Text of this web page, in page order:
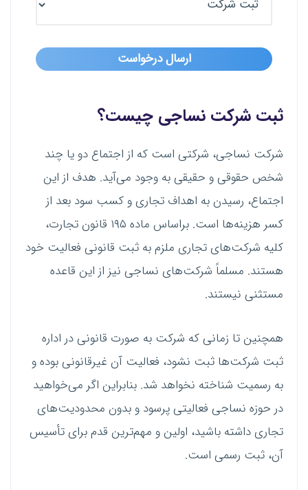
ثبت شرکت نساجی چیست؟
شرکت نساجی، شرکتی است که از اجتماع دو یا چند
شخص حقوقی و حقیقی به وجود می‌آید. هدف از این
اجتماع، رسیدن به اهداف تجاری و کسب سود بعد از
کسر هزینه‌ها است. براساس ماده ۱۹۵ قانون تجارت،
کلیه شرکت‌های تجاری ملزم به ثبت قانونی فعالیت خود
هستند. مسلماً شرکت‌های نساجی نیز از این قاعده
مستثنی نیستند.
همچنین تا زمانی که شرکت به صورت قانونی در اداره
ثبت شرکت‌ها ثبت نشود، فعالیت آن غیرقانونی بوده و
به رسمیت شناخته نخواهد شد. بنابراین اگر می‌خواهید
در حوزه نساجی فعالیتی پرسود و بدون محدودیت‌های
تجاری داشته باشید، اولین و مهم‌ترین قدم برای تأسیس
آن، ثبت رسمی است.